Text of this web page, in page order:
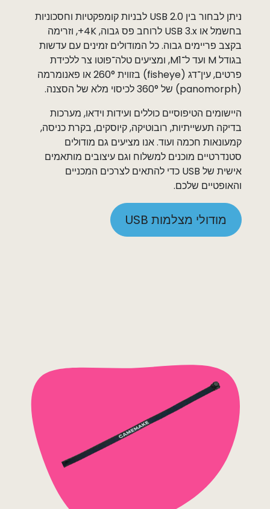
ניתן לבחור בין ‏USB 2.0 לבניות קומפקטיות וחסכוניות
בחשמל או ‏USB 3.x לרוחב פס גבוה, ‏4K+, וזרימה
בקצב פריימים גבוה. כל המודולים זמינים עם עדשות
בגודל M ועד ל־M1, ומציעים טלה־פוטו צר ללכידת
פרטים, עין־דג (fisheye) בזווית 260° או פאנומרמה
(panomorph) של 360° לכיסוי מלא של הסצנה.
היישומים הטיפוסיים כוללים ועידות וידאו, מערכות
בדיקה תעשייתיות, רובוטיקה, קיוסקים, בקרת כניסה,
קמעונאות חכמה ועוד. אנו מציעים גם מודולים
סטנדרטיים מוכנים למשלוח וגם עיצובים מותאמים
אישית של USB כדי להתאים לצרכים המכניים
והאופטיים שלכם.
מודולי מצלמות USB